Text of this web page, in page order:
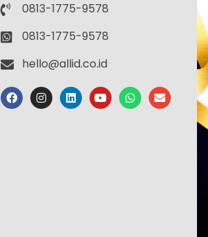
0813-1775-9578
0813-1775-9578
hello@allid.co.id